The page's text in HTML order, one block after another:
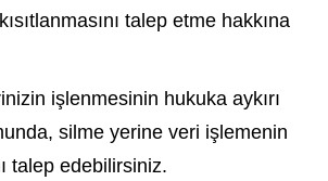
talep etme hakkına
işlenmesinin hukuka aykırı
silme yerine veri işlemenin
talep edebilirsiniz.